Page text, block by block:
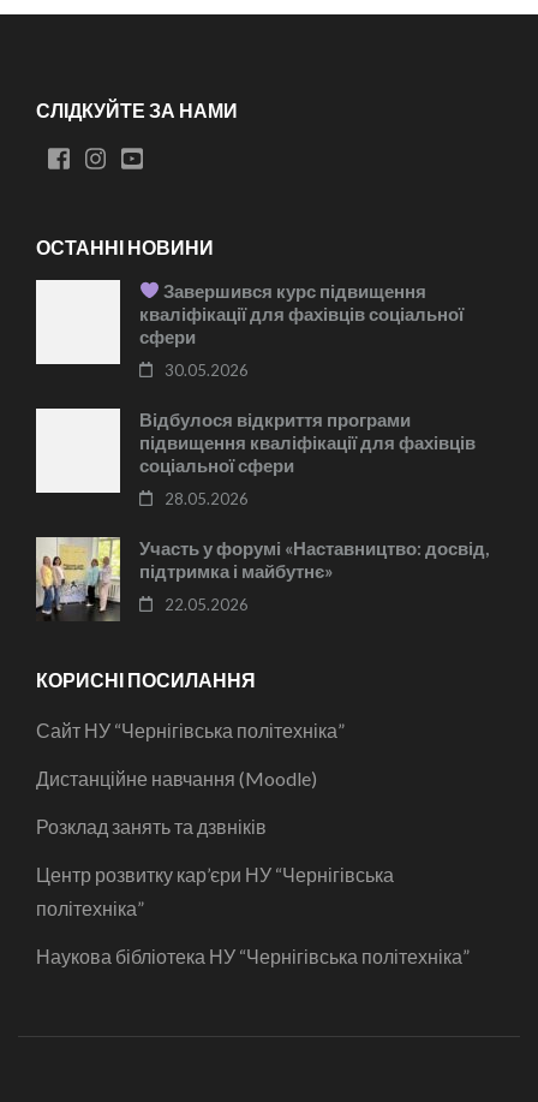
СЛІДКУЙТЕ ЗА НАМИ
ОСТАННІ НОВИНИ
Завершився курс підвищення
кваліфікації для фахівців соціальної
сфери
30.05.2026
Відбулося відкриття програми
підвищення кваліфікації для фахівців
соціальної сфери
28.05.2026
Участь у форумі «Наставництво: досвід,
підтримка і майбутнє»
22.05.2026
КОРИСНІ ПОСИЛАННЯ
Сайт НУ “Чернігівська політехніка”
Дистанційне навчання (Moodle)
Розклад занять та дзвніків
Центр розвитку кар’єри НУ “Чернігівська
політехніка”
Наукова бібліотека НУ “Чернігівська політехніка”